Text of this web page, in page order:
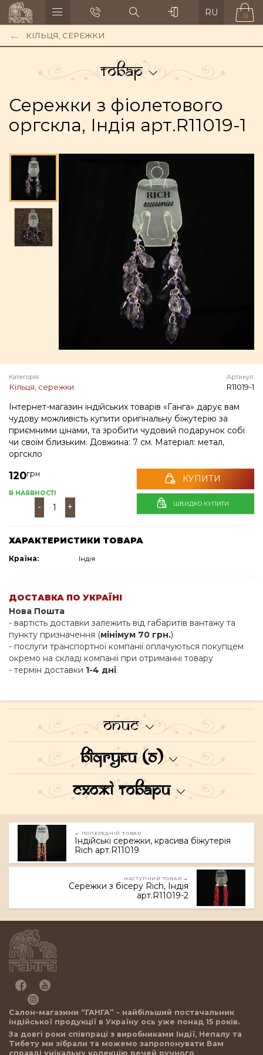
RU 0
КІЛЬЦЯ, СЕРЕЖКИ
Товар
Сережки з фіолетового
оргскла, Індія арт.R11019-1
Категорія:
Кільця, сережки
Артикул:
R11019-1
Інтернет-магазин індійських товарів «Ганга» дарує вам
чудову можливість купити оригінальну біжутерію за
приємними цінами, та зробити чудовий подарунок собі
чи своїм близьким. Довжина: 7 см. Матеріал: метал,
оргскло
120грн
В НАЯВНОСТІ
- +
КУПИТИ
ШВИДКО КУПИТИ
ХАРАКТЕРИСТИКИ ТОВАРА
Країна: Індія
ДОСТАВКА ПО УКРАЇНІ
Нова Пошта
- вартість доставки залежить від габаритів вантажу та
пункту призначення (мінімум 70 грн.)
- послуги транспортної компанії оплачуються покупцем
окремо на складі компанії при отриманні товару
- термін доставки 1-4 дні.
Опис
Відгуки (0)
Схожі товари
← ПОПЕРЕДНІЙ ТОВАР
Індійські сережки, красива біжутерія
Rich арт.R11019
НАСТУПНИЙ ТОВАР →
Сережки з бісеру Rich, Індія
арт.R11019-2
Салон-магазини “ГАНГА” - найбільший постачальник
індійської продукції в Україну ось уже понад 15 років.
За довгі роки співпраці з виробниками Індії, Непалу та
Тибету ми зібрали та можемо запропонувати Вам
справді унікальну колекцію речей ручного